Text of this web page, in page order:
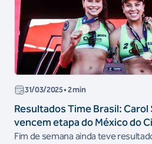
31/03/2025• 2 min
Resultados Time Brasil: Carol
vencem etapa do México do
Vôlei de Praia
Fim de semana ainda teve